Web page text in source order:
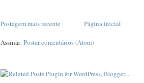
Postagem mais recente Página inicial
Assinar: Postar comentários (Atom)